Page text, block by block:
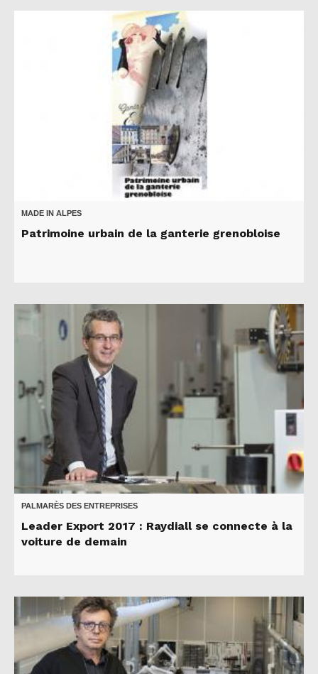
MADE IN ALPES
Patrimoine urbain de la ganterie grenobloise
PALMARÈS DES ENTREPRISES
Leader Export 2017 : Raydiall se connecte à la
voiture de demain